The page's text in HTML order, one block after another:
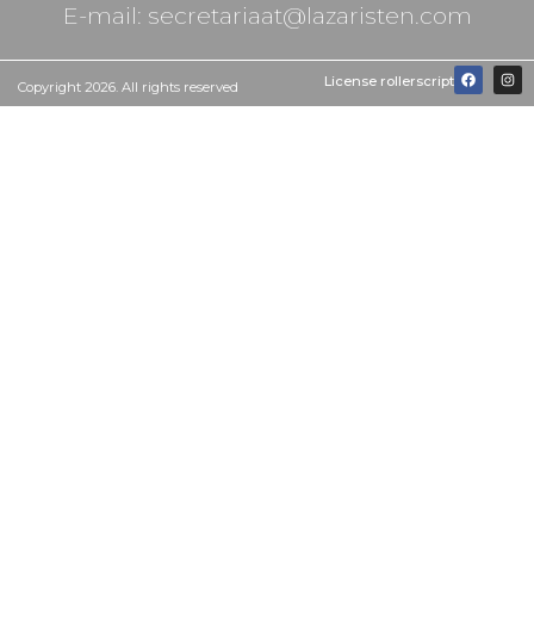
E-mail: secretariaat@lazaristen.com
Copyright 2026. All rights reserved License rollerscript